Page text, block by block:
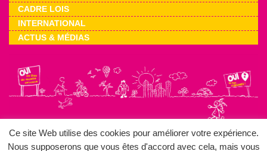
CADRE LOIS
INTERNATIONAL
ACTUS & MÉDIAS
Mentions légales Plan du site Nos liens
Gestion des cookies
Ce site Web utilise des cookies pour améliorer votre expérience.
Nous supposerons que vous êtes d'accord avec cela, mais vous